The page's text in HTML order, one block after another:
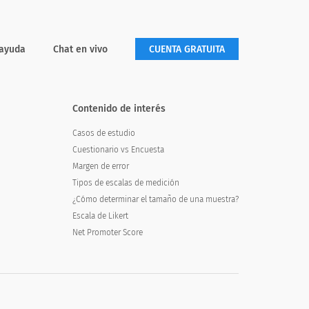
Chat en vivo CUENTA GRATUITA
Contenido de interés
Casos de estudio
Cuestionario vs Encuesta
Margen de error
Tipos de escalas de medición
¿Cómo determinar el tamaño de una muestra?
Escala de Likert
Net Promoter Score